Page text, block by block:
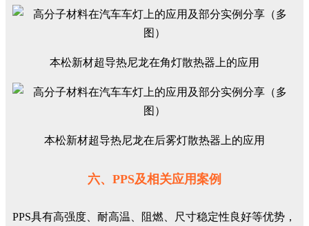
本松新材超导热尼龙在角灯散热器 上的应用
本松新材超导热尼龙在后雾灯散热器 上的应用
六、PPS及相关应用案例
PPS具有高强度、耐高温、阻燃、尺寸稳定性良好等优势，